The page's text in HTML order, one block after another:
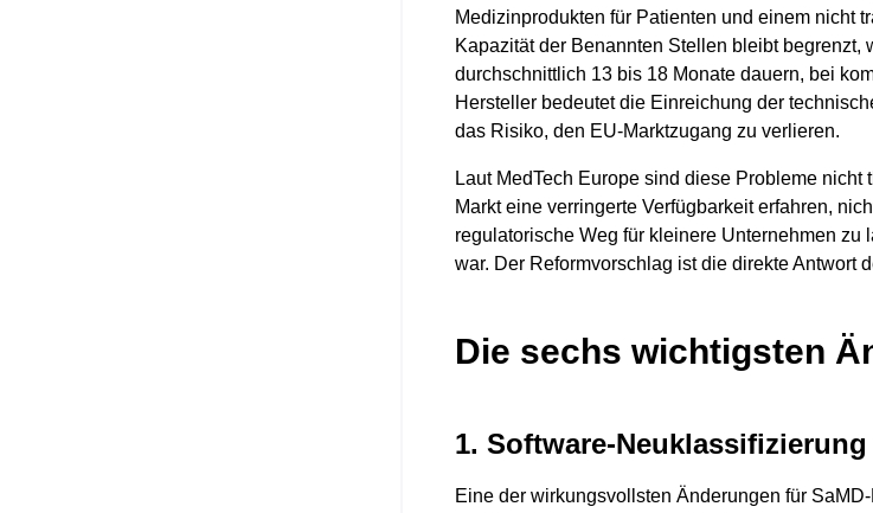
Medizinprodukten für Patienten und einem nicht
Kapazität der Benannten Stellen bleibt
durchschnittlich 13 bis 18 Monate dauern, bei
Hersteller bedeutet die Einreichung der
das Risiko, den EU-Marktzugang zu verlieren.
Laut MedTech Europe sind diese Probleme
Markt eine verringerte Verfügbarkeit erfahren,
regulatorische Weg für kleinere Unternehmen zu
war. Der Reformvorschlag ist die direkte Antwort
Die sechs wichtigsten
1. Software-Neuklassifizierung
Eine der wirkungsvollsten Änderungen für